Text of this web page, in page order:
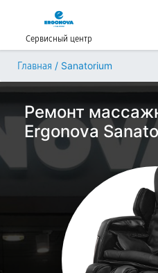
Сервисный центр
Главная / Sanatorium
Ремонт
Ergonova